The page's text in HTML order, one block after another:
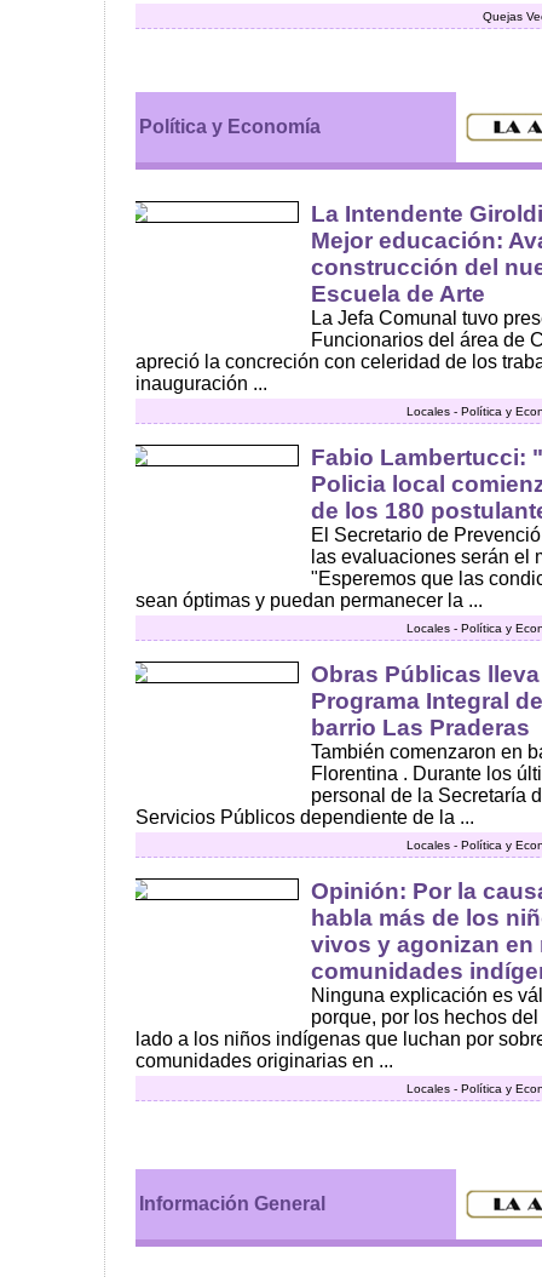
Quejas
Política y Economía
La Intendente
Mejor educación:
construcción del
Escuela de Arte
La Jefa Comunal tuvo
Funcionarios del área de
apreció la concreción con celeridad de los
inauguración ...
Locales - Política y
Fabio Lambertucci:
Policia local
de los 180
El Secretario de
las evaluaciones serán el
"Esperemos que las
sean óptimas y puedan permanecer la ...
Locales - Política y
Obras Públicas
Programa Integral
barrio Las Praderas
También comenzaron en
Florentina . Durante los
personal de la Secretaría
Servicios Públicos dependiente de la ...
Locales - Política y
Opinión: Por la
habla más de los
vivos y agonizan en
comunidades
Ninguna explicación es
porque, por los hechos
lado a los niños indígenas que luchan por
comunidades originarias en ...
Locales - Política y
Información General